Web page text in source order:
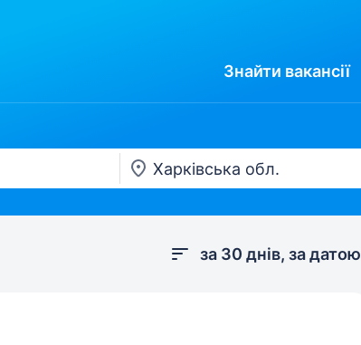
Знайти вакансії
за 30 днів, за датою